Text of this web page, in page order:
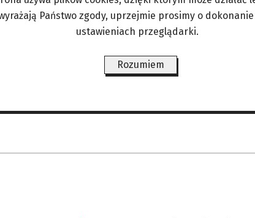
Państwo zgody, uprzejmie prosimy o
ustawieniach przeglądarki.
Rozumiem